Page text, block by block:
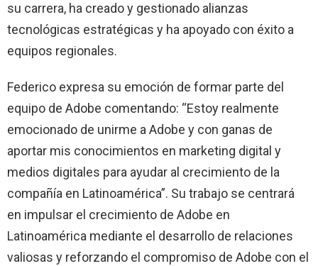
su carrera, ha creado y gestionado alianzas
tecnológicas estratégicas y ha apoyado con éxito a
equipos regionales.
Federico expresa su emoción de formar parte del
equipo de Adobe comentando: “Estoy realmente
emocionado de unirme a Adobe y con ganas de
aportar mis conocimientos en marketing digital y
medios digitales para ayudar al crecimiento de la
compañía en Latinoamérica”. Su trabajo se centrará
en impulsar el crecimiento de Adobe en
Latinoamérica mediante el desarrollo de relaciones
valiosas y reforzando el compromiso de Adobe con el